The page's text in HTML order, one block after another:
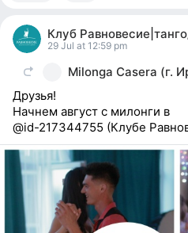
people
reacted
29 Jul at 12:59 pm
Milonga Casera (г.
Друзья!
Начнем август с милонги в
@id-217344755 (Клубе